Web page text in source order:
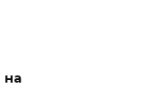
на